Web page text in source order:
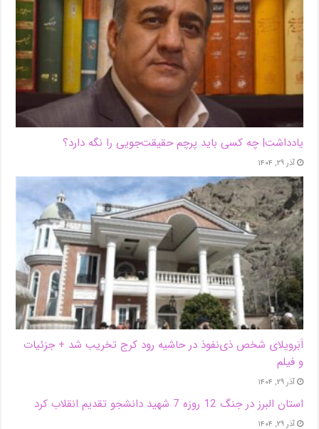
یادداشت| ‌چه کسی باید پرچم حقیقت‌جویی را نگه دارد؟
آذر ۲۹, ۱۴۰۴
اَبَر‌ویلای شخص ذی‌نفوذ در حاشیه‌ رود کرج تخریب شد + جزئیات
و فیلم
آذر ۲۹, ۱۴۰۴
استان البرز در جنگ 12 روزه 7 شهید دانشجو تقدیم انقلاب کرد
آذر ۲۹, ۱۴۰۴